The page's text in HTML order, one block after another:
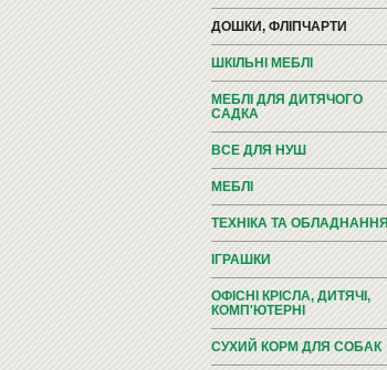
ДОШКИ, ФЛІПЧАРТИ
ШКІЛЬНІ МЕБЛІ
МЕБЛІ ДЛЯ ДИТЯЧОГО
САДКА
ВСЕ ДЛЯ НУШ
МЕБЛІ
ТЕХНІКА ТА ОБЛАДНАННЯ
ІГРАШКИ
ОФІСНІ КРІСЛА, ДИТЯЧІ,
КОМП'ЮТЕРНІ
СУХИЙ КОРМ ДЛЯ СОБАК